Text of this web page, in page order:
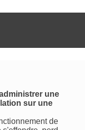
une
sur une
de